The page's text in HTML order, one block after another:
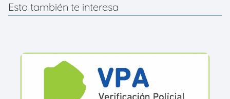
Esto también te interesa